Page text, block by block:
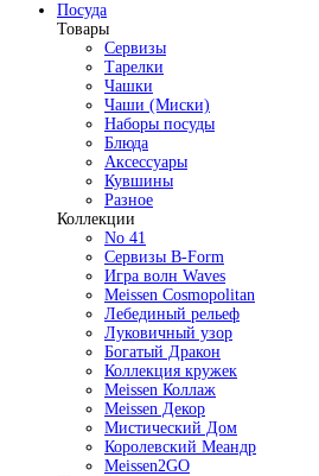
Посуда
Товары
Сервизы
Тарелки
Чашки
Чаши (Миски)
Наборы посуды
Блюда
Аксессуары
Кувшины
Разное
Коллекции
No 41
Сервизы B-Form
Игра волн Waves
Meissen Cosmopolitan
Лебединый рельеф
Луковичный узор
Богатый Дракон
Коллекция кружек
Meissen Коллаж
Meissen Декор
Мистический Дом
Королевский Меандр
Meissen2GO